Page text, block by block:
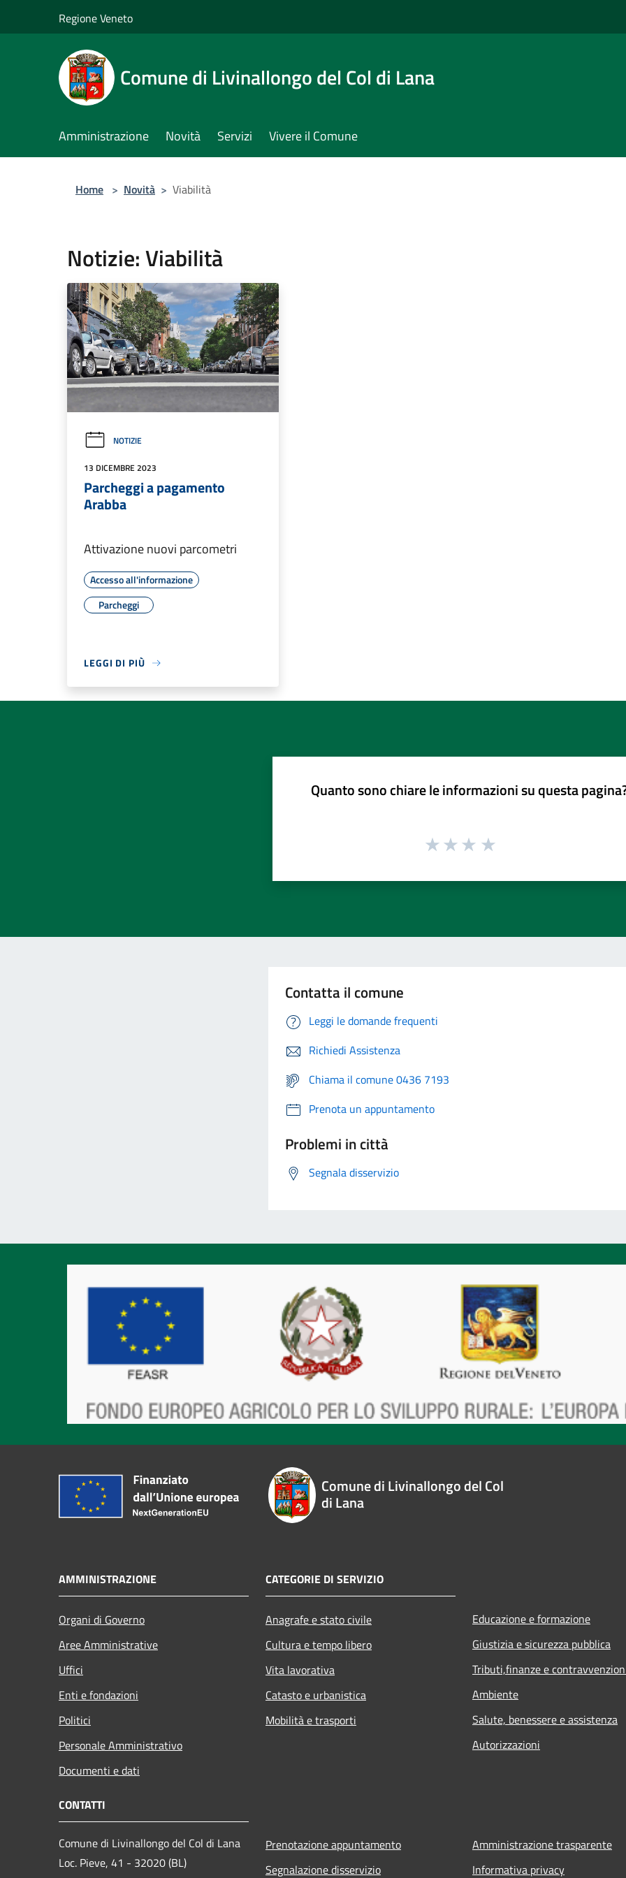
Regione Veneto
Comune di Livinallongo del Col di Lana
Amministrazione Novità Servizi Vivere il Comune
Home > Novità > Viabilità
Notizie: Viabilità
NOTIZIE
13 DICEMBRE 2023
Parcheggi a pagamento
Arabba
Attivazione nuovi parcometri
Accesso all'informazione
Parcheggi
LEGGI DI PIÙ
Quanto sono chiare le informazioni su questa
Contatta il comune
Leggi le domande frequenti
Richiedi Assistenza
Chiama il comune 0436 7193
Prenota un appuntamento
Problemi in città
Segnala disservizio
Comune di Livinallongo del Col
di Lana
AMMINISTRAZIONE
Organi di Governo
Aree Amministrative
Uffici
Enti e fondazioni
Politici
Personale Amministrativo
Documenti e dati
CATEGORIE DI SERVIZIO
Anagrafe e stato civile
Cultura e tempo libero
Vita lavorativa
Catasto e urbanistica
Mobilità e trasporti
Educazione e formazione
Giustizia e sicurezza pubblica
Tributi,finanze e
Ambiente
Salute, benessere e assistenza
Autorizzazioni
CONTATTI
Comune di Livinallongo del Col di Lana
Loc. Pieve, 41 - 32020 (BL)
Prenotazione appuntamento
Segnalazione disservizio
Amministrazione trasparente
Informativa privacy